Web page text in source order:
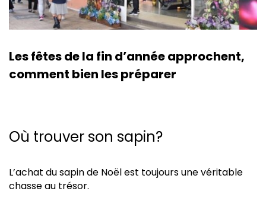
Les fêtes de la fin d’année approchent,
comment bien les préparer
Où trouver son sapin?
L’achat du sapin de Noël est toujours une véritable
chasse au trésor.